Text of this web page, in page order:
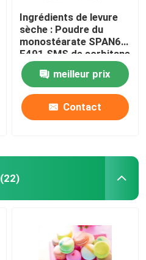
Ingrédients de levure
sèche : Poudre du
monostéarate SPAN60
E491 SMS de sorbitane
meilleur prix
Contact
(22)